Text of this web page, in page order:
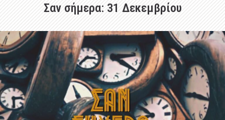
Σαν σήμερα: 31 Δεκεμβρίου